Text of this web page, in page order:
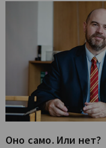
Оно само. Или нет?